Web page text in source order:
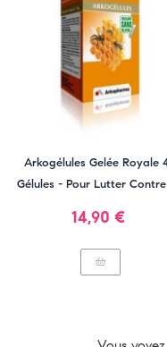
Arkogélules Gelée Royale
Gélules - Pour Lutter
Prix
14,90 €